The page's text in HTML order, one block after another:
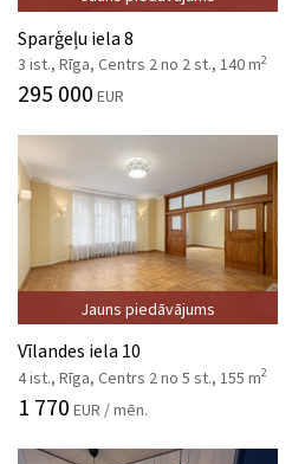
Sparģeļu iela 8
3 ist., Rīga, Centrs 2 no 2 st., 140 m2
295 000 EUR
Jauns piedāvājums
Vīlandes iela 10
4 ist., Rīga, Centrs 2 no 5 st., 155 m2
1 770 EUR / mēn.